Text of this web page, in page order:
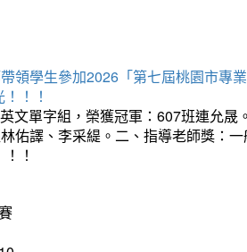
領學生參加2026「第七屆桃園市專
！！
文單字組，榮獲冠軍：607班連允
佑譯、李采緹。二、指導老師獎：
！